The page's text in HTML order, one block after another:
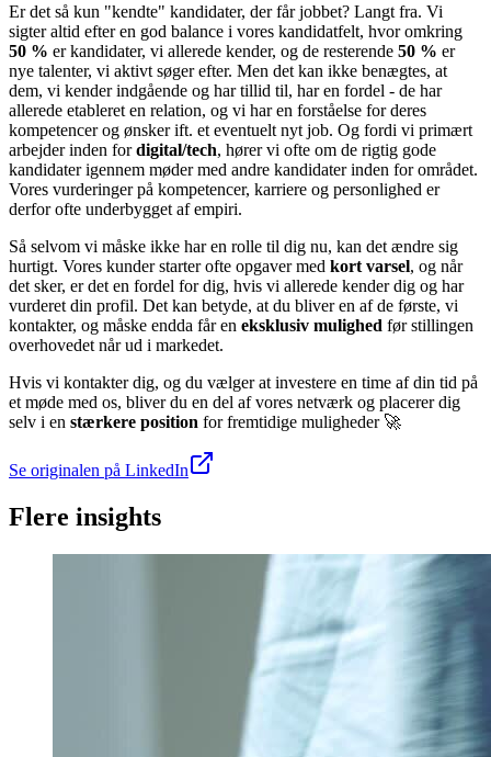
Er det så kun "kendte" kandidater, der får jobbet? Langt fra. Vi
sigter altid efter en god balance i vores kandidatfelt, hvor omkring
50 % er kandidater, vi allerede kender, og de resterende 50 % er
nye talenter, vi aktivt søger efter. Men det kan ikke benægtes, at
dem, vi kender indgående og har tillid til, har en fordel - de har
allerede etableret en relation, og vi har en forståelse for deres
kompetencer og ønsker ift. et eventuelt nyt job. Og fordi vi primært
arbejder inden fordigital/tech, hører vi ofte om de rigtig gode
kandidater igennem møder med andre kandidater inden for området.
Vores vurderinger på kompetencer, karriere og personlighed er
derfor ofte underbygget af empiri.
Så selvom vi måske ikke har en rolle til dig nu, kan det ændre sig
hurtigt. Vores kunder starter ofte opgaver med kort varsel, og når
det sker, er det en fordel for dig, hvis vi allerede kender dig og har
vurderet din profil. Det kan betyde, at du bliver en af de første, vi
kontakter, og måske endda får en eksklusiv mulighed før stillingen
overhovedet når ud i markedet.
Hvis vi kontakter dig, og du vælger at investere en time af din tid på
et møde med os, bliver du en del af vores netværk og placerer dig
selv i en stærkere position for fremtidige muligheder 🚀
Se originalen på LinkedIn
Flere insights